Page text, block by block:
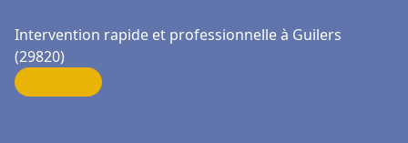
Intervention rapide et professionnelle à Guilers
(29820)